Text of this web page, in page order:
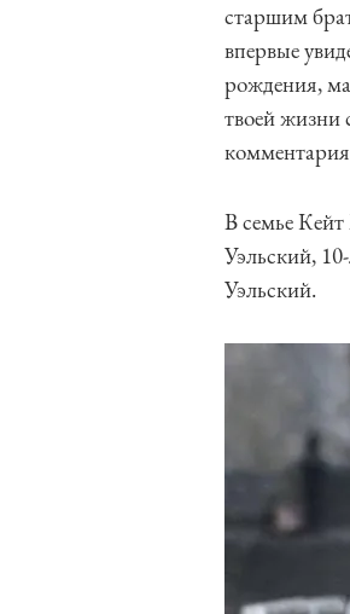
старшим
впервые
рождения,
твоей жизни
В семье
Уэльский,
Уэльский.